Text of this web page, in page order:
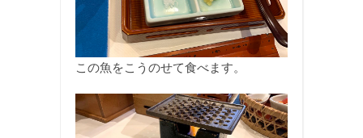
この魚をこうのせて食べます。